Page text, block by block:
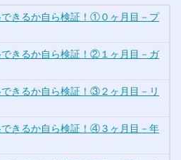
きるか自ら検証！①０ヶ月目－プ
きるか自ら検証！②１ヶ月目－ガ
きるか自ら検証！③２ヶ月目－リ
きるか自ら検証！④３ヶ月目－年